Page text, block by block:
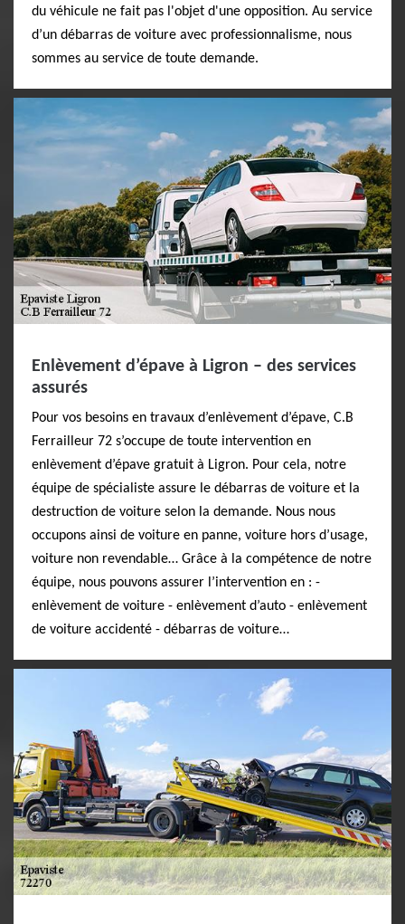
du véhicule ne fait pas l'objet d'une opposition. Au service
d’un débarras de voiture avec professionnalisme, nous
sommes au service de toute demande.
Enlèvement d’épave à Ligron – des services
assurés
Pour vos besoins en travaux d’enlèvement d’épave, C.B
Ferrailleur 72 s’occupe de toute intervention en
enlèvement d’épave gratuit à Ligron. Pour cela, notre
équipe de spécialiste assure le débarras de voiture et la
destruction de voiture selon la demande. Nous nous
occupons ainsi de voiture en panne, voiture hors d’usage,
voiture non revendable… Grâce à la compétence de notre
équipe, nous pouvons assurer l’intervention en : -
enlèvement de voiture - enlèvement d’auto - enlèvement
de voiture accidenté - débarras de voiture…